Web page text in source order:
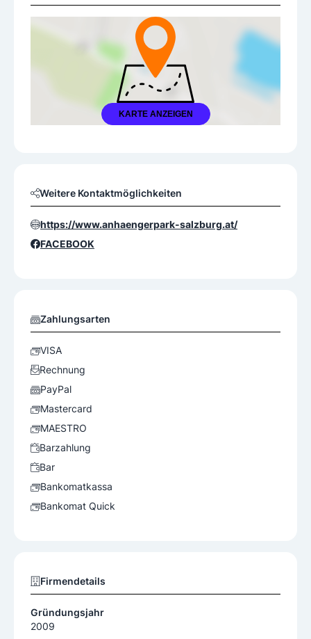
KARTE ANZEIGEN
Weitere Kontaktmöglichkeiten
https://www.anhaengerpark-salzburg.at/
FACEBOOK
Zahlungsarten
VISA
Rechnung
PayPal
Mastercard
MAESTRO
Barzahlung
Bar
Bankomatkassa
Bankomat Quick
Firmendetails
Gründungsjahr
2009